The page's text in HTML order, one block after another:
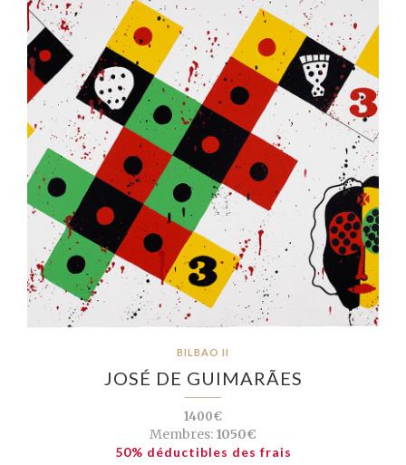
BILBAO II
JOSÉ DE GUIMARÃES
1400€
Membres: 1050€
50% déductibles des frais